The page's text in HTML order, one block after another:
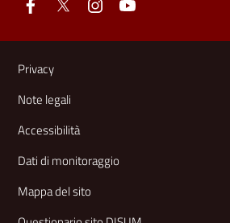
Link e informazioni utili
Privacy
Note legali
Accessibilità
Dati di monitoraggio
Mappa del sito